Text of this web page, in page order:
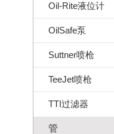
Oil-Rite液位计
OilSafe泵
Suttner喷枪
TeeJet喷枪
TTI过滤器
管